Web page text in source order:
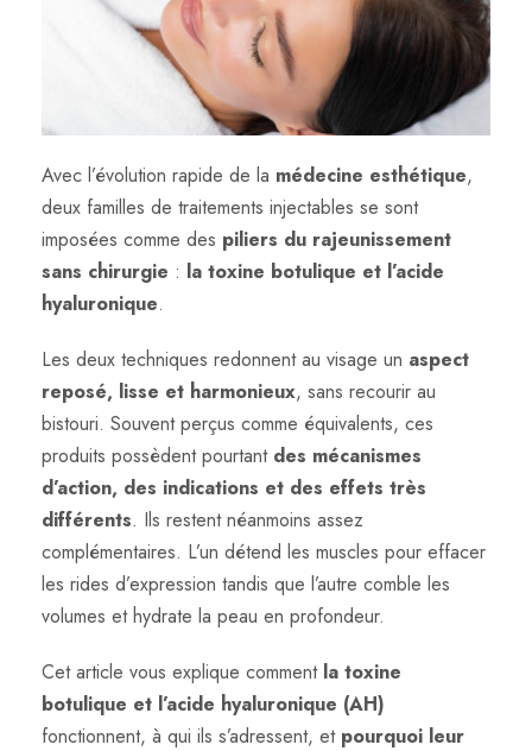
Avec l’évolution rapide de la médecine esthétique,
deux familles de traitements injectables se sont
imposées comme des piliers du rajeunissement
sans chirurgie : la toxine botulique et l’acide
hyaluronique.
Les deux techniques redonnent au visage un aspect
reposé, lisse et harmonieux, sans recourir au
bistouri. Souvent perçus comme équivalents, ces
produits possèdent pourtant des mécanismes
d’action, des indications et des effets très
différents. Ils restent néanmoins assez
complémentaires. L’un détend les muscles pour effacer
les rides d’expression tandis que l’autre comble les
volumes et hydrate la peau en profondeur.
Cet article vous explique comment la toxine
botulique et l’acide hyaluronique (AH)
fonctionnent, à qui ils s’adressent, et pourquoi leur